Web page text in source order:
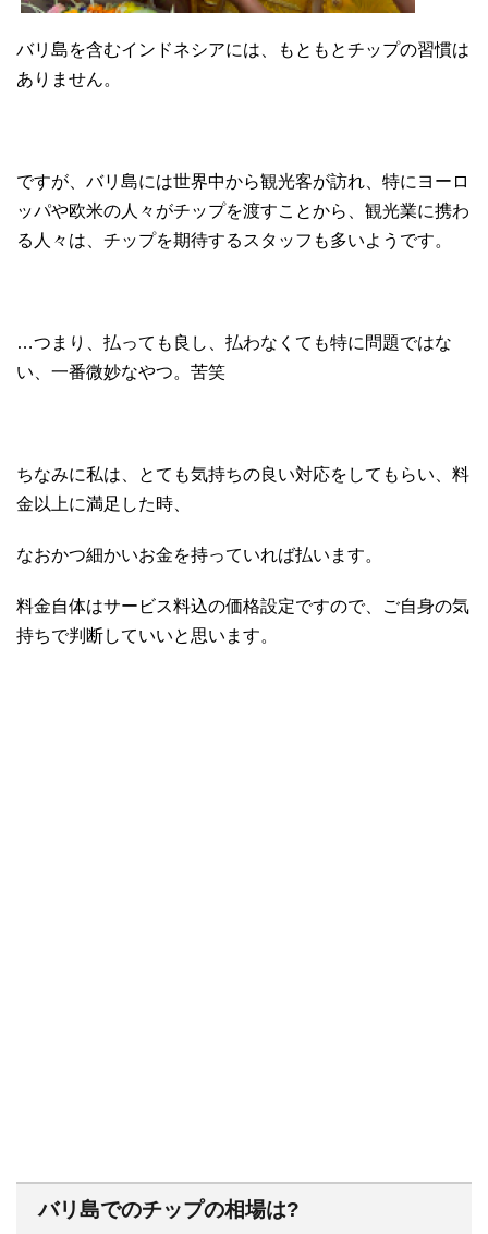
バリ島を含むインドネシアには、もともとチップの習慣は
ありません。
ですが、バリ島には世界中から観光客が訪れ、特にヨーロ
ッパや欧米の人々がチップを渡すことから、観光業に携わ
る人々は、チップを期待するスタッフも多いようです。
…つまり、払っても良し、払わなくても特に問題ではな
い、一番微妙なやつ。苦笑
ちなみに私は、とても気持ちの良い対応をしてもらい、料
金以上に満足した時、
なおかつ細かいお金を持っていれば払います。
料金自体はサービス料込の価格設定ですので、ご自身の気
持ちで判断していいと思います。
バリ島でのチップの相場は?